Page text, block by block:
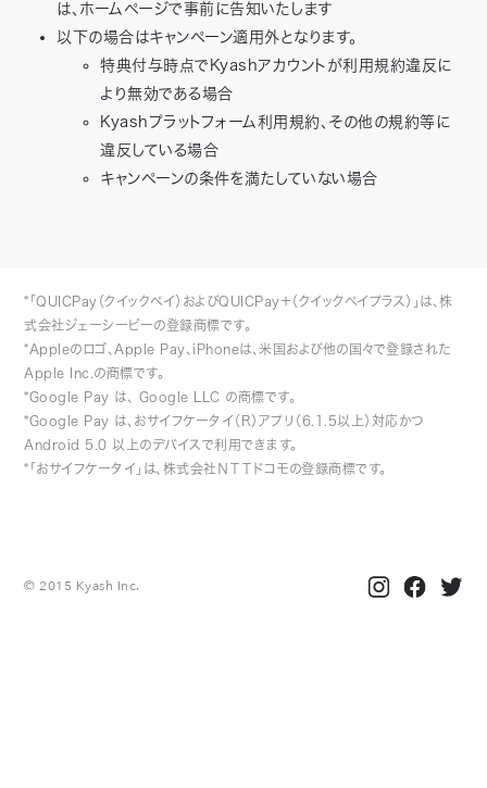
は、ホームページで事前に告知いたします
以下の場合はキャンペーン適用外となります。
特典付与時点でKyashアカウントが利用規約違反に
より無効である場合
Kyashプラットフォーム利用規約、その他の規約等に
違反している場合
キャンペーンの条件を満たしていない場合
*「QUICPay（クイックペイ）およびQUICPay＋（クイックペイプラス）」は、株
式会社ジェーシービーの登録商標です。
*Appleのロゴ、Apple Pay、iPhoneは、米国および他の国々で登録された
Apple Inc.の商標です。
*Google Pay は、 Google LLC の商標です。
*Google Pay は、おサイフケータイ（R）アプリ（6.1.5以上）対応かつ
Android 5.0 以上のデバイスで利用できます。
*「おサイフケータイ」は、株式会社ＮＴＴドコモの登録商標です。
© 2015 Kyash Inc.